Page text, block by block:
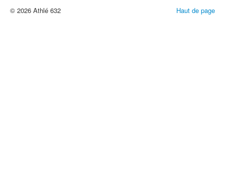
Haut de page
© 2026 Athlé 632